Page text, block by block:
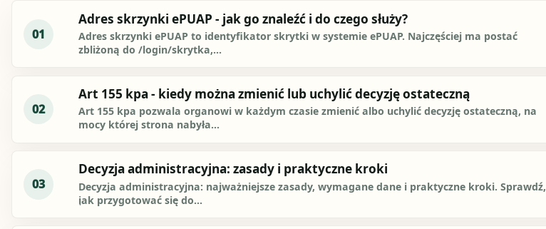
01
Adres skrzynki ePUAP - jak go znaleźć i do czego służy?
Adres skrzynki ePUAP to identyfikator skrytki w systemie ePUAP. Najczęściej ma postać
zbliżoną do /login/skrytka,...
02
Art 155 kpa - kiedy można zmienić lub uchylić decyzję ostateczną
Art 155 kpa pozwala organowi w każdym czasie zmienić albo uchylić decyzję ostateczną, na
mocy której strona nabyła...
03
Decyzja administracyjna: zasady i praktyczne kroki
Decyzja administracyjna: najważniejsze zasady, wymagane dane i praktyczne kroki. Sprawdź,
jak przygotować się do...